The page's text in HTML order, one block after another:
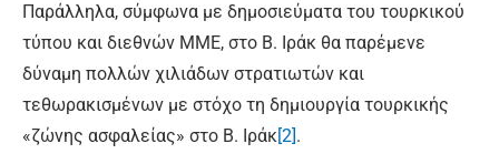
Παράλληλα, σύμφωνα με δημοσιεύματα του τουρκικού
τύπου και διεθνών ΜΜΕ, στο Β. Ιράκ θα παρέμενε
δύναμη πολλών χιλιάδων στρατιωτών και
τεθωρακισμένων με στόχο τη δημιουργία τουρκικής
«ζώνης ασφαλείας» στο Β. Ιράκ[2].